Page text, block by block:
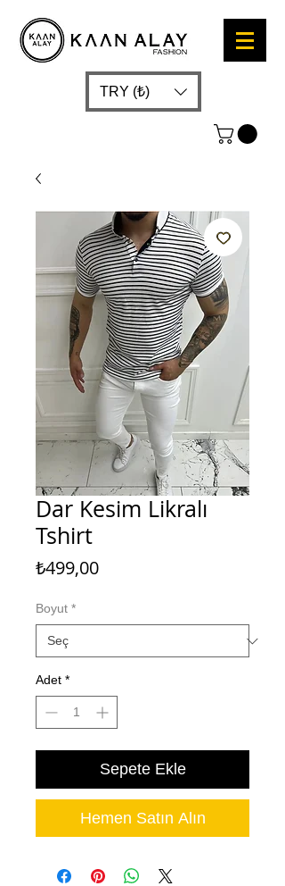
TRY (₺)
Dar Kesim Likralı
Tshirt
₺499,00Fiyat
Boyut *
Adet *
Sepete Ekle
Hemen Satın Alın